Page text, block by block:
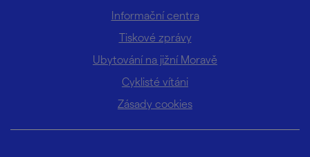
Informační centra
Tiskové zprávy
Ubytování na jižní Moravě
Cyklisté vítáni
Zásady cookies